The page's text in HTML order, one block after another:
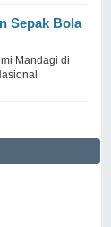
Sepak Bola
Mandagi di